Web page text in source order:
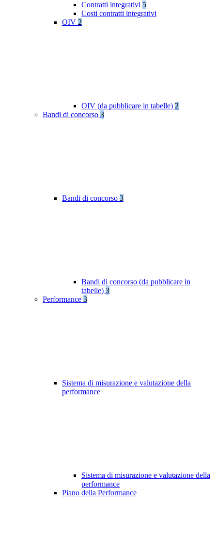
Contratti integrativi 5
Costi contratti integrativi
OIV 2
OIV (da pubblicare in tabelle) 2
Bandi di concorso 3
Bandi di concorso 3
Bandi di concorso (da pubblicare in
tabelle) 3
Performance 3
Sistema di misurazione e valutazione della
performance
Sistema di misurazione e valutazione della
performance
Piano della Performance